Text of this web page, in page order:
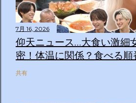
7月 16, 2026
仰天ニュース…大食い激細
密！体温に関係？食べる順
共有